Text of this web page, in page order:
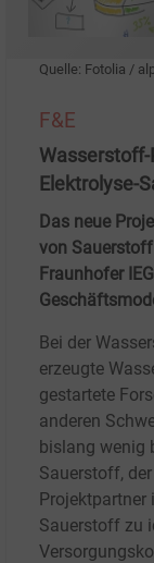
Quelle: Fotolia /
F&E
Elektrolyse-
Das neue
von
Fraunhofer
Bei der
erzeugte
gestartete
anderen
bislang wenig
Sauerstoff,
Projektpartner
Sauerstoff zu